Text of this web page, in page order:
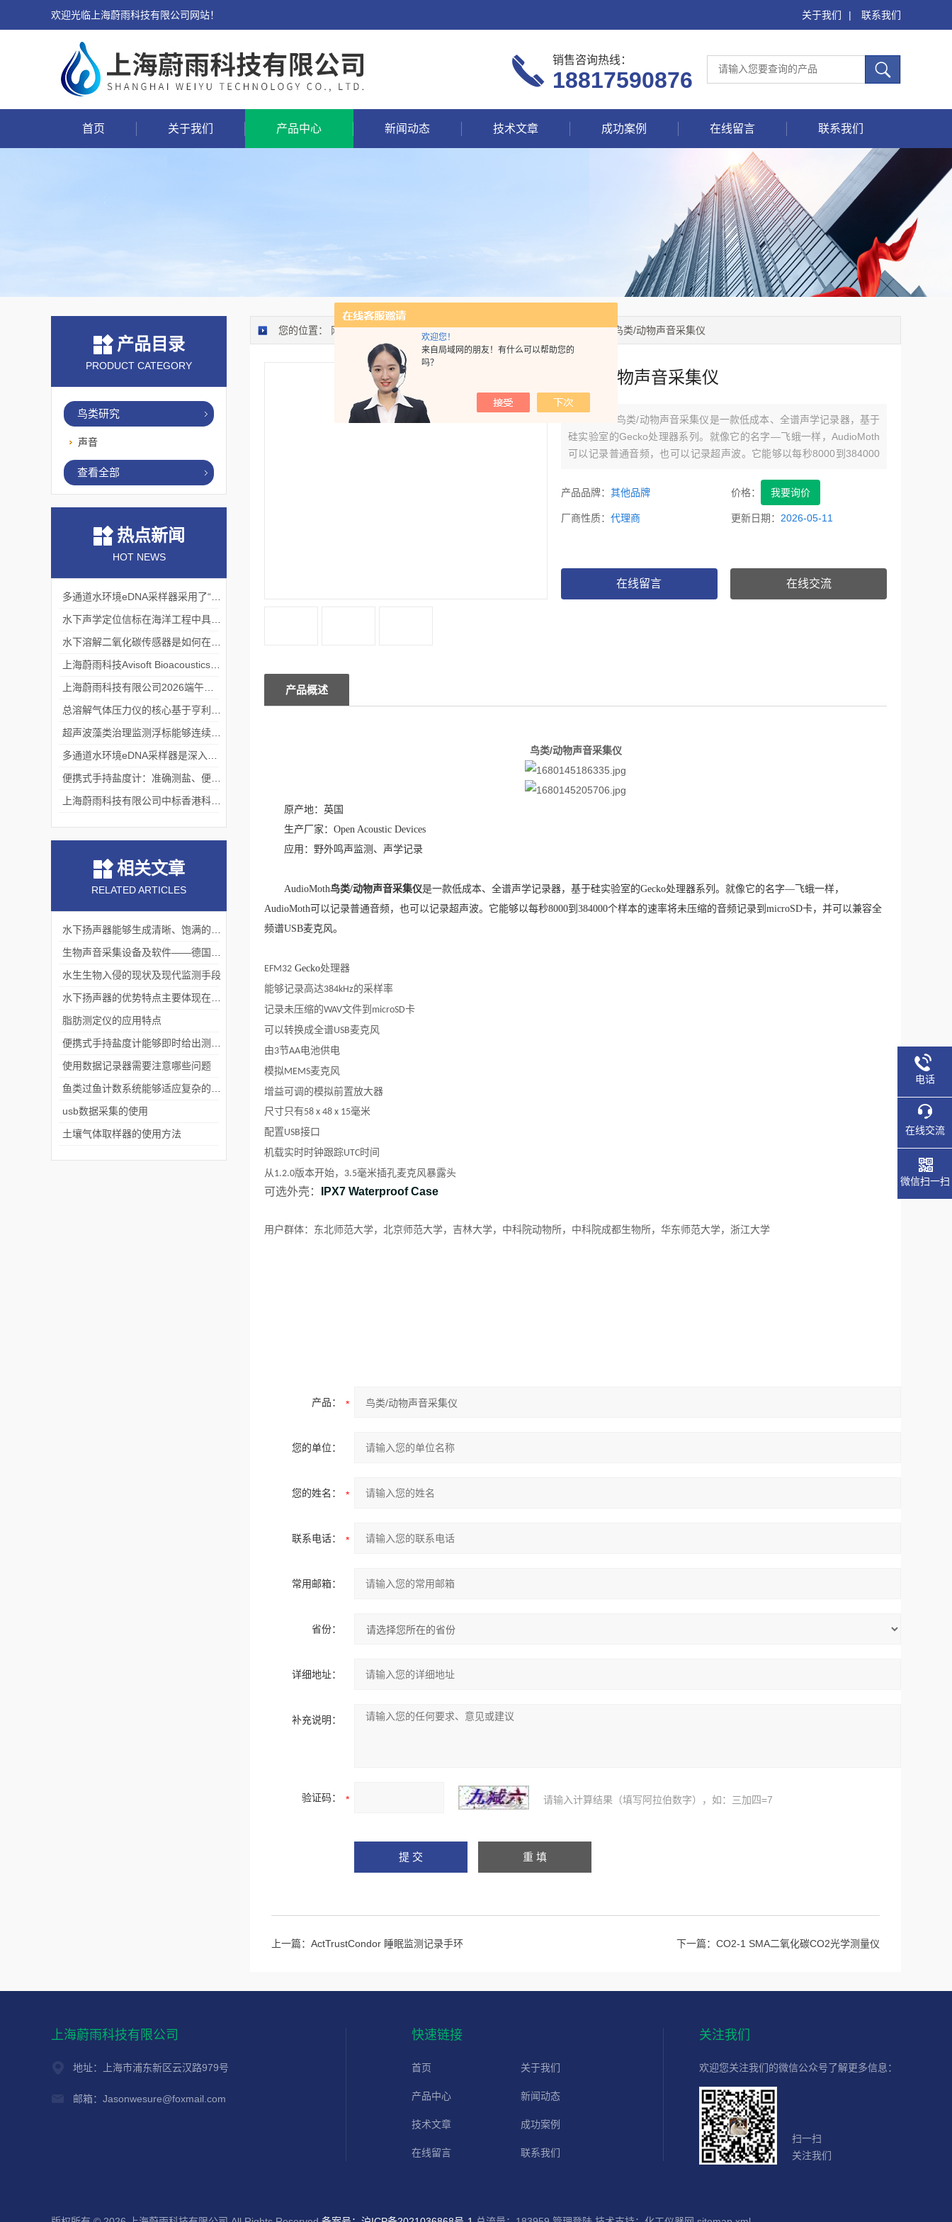
欢迎您！
来自局域网的朋友！有什么可以帮助您的
吗？
欢迎光临上海蔚雨科技有限公司网站！ 关于我们 | 联系我们
销售咨询热线：
18817590876
首页 关于我们 产品中心 新闻动态 技术文章 成功案例 在线留言 联系我们
您的位置： 网站首页>产品中心>鸟类研究>声音> AudioMoth/MicroMoth鸟类/动物声音采集仪
鸟类/动物声音采集仪
AudioMoth鸟类/动物声音采集仪是一款低成本、全谱声学记录器，基于
硅实验室的Gecko处理器系列。就像它的名字—飞蛾一样，AudioMoth
可以记录普通音频，也可以记录超声波。它能够以每秒8000到384000
USB麦克风。
产品品牌： 其他品牌 价格： 我要询价
厂商性质： 代理商 更新日期： 2026-05-11
在线留言 在线交流
产品概述
鸟类/动物声音采集仪
原产地：英国
生产厂家： Open Acoustic Devices
应用：野外鸣声监测、声学记录
AudioMoth鸟类/动物声音采集仪是一款低成本、全谱声学记录器，基于硅实验室的Gecko处理器系列。就像它的名字—飞蛾一样，
AudioMoth可以记录普通音频，也可以记录超声波。它能够以每秒8000到384000个样本的速率将未压缩的音频记录到microSD卡，并可以兼容全
频谱USB麦克风。
EFM32 Gecko处理器
能够记录高达384kHz的采样率
记录未压缩的WAV文件到 microSD卡
可以转换成全谱USB麦克风
由3节AA电池供电
模拟MEMS麦克风
增益可调的模拟前置放大器
尺寸只有58 x 48 x 15毫米
配置USB接口
机载实时时钟跟踪UTC时间
从1.2.0版本开始， 3.5毫米插孔麦克风暴露头
可选外壳： IPX7 Waterproof Case
用户群体：东北师范大学，北京师范大学，吉林大学，中科院动物所，中科院成都生物所，华东师范大学，浙江大学
产品：
您的单位：
您的姓名：
联系电话：
常用邮箱：
省份：
详细地址：
补充说明：
验证码： 请输入计算结果（填写阿拉伯数字），如：三加四=7
上一篇： ActTrustCondor 睡眠监测记录手环 下一篇： CO2-1 SMA二氧化碳CO2光学测量仪
产品目录
PRODUCT CATEGORY
鸟类研究
声音
查看全部
热点新闻
HOT NEWS
相关文章
RELATED ARTICLES
水生生物入侵的现状及现代监测手段
脂肪测定仪的应用特点
使用数据记录器需要注意哪些问题
usb数据采集的使用
土壤气体取样器的使用方法
上海蔚雨科技有限公司
地址：上海市浦东新区云汉路979号
邮箱：Jasonwesure@foxmail.com
快速链接
首页 关于我们
产品中心 新闻动态
技术文章 成功案例
在线留言 联系我们
关注我们
欢迎您关注我们的微信公众号了解更多信息：
扫一扫
关注我们
电话
在线交流
微信扫一扫